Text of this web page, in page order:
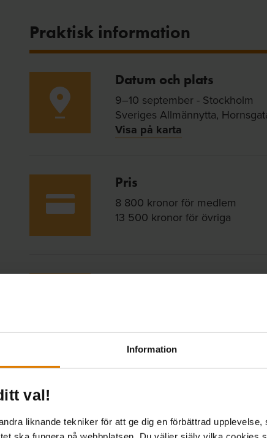
Information
val!
liknande tekniker för att ge dig en förbättrad
Praktisk information
Datum och plats
9–10 september - Stockholm
Sveriges Allmännytta,
Visa på karta
Pris
8 800 kronor för medlem
13 500 kronor för övriga
Försäkra dig om hotellrum i
rumsbokning.